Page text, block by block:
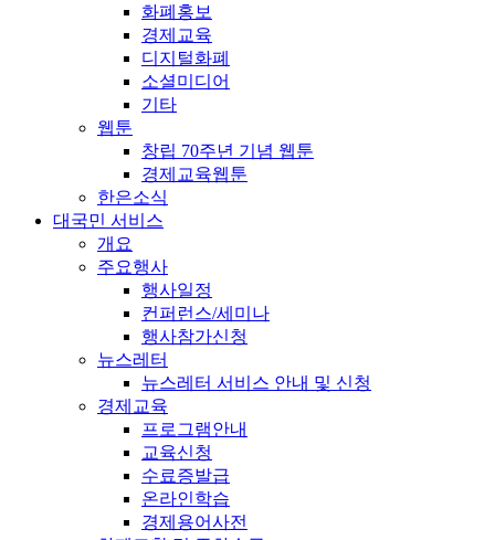
화폐홍보
경제교육
디지털화폐
소셜미디어
기타
웹툰
창립 70주년 기념 웹툰
경제교육웹툰
한은소식
대국민 서비스
개요
주요행사
행사일정
컨퍼런스/세미나
행사참가신청
뉴스레터
뉴스레터 서비스 안내 및 신청
경제교육
프로그램안내
교육신청
수료증발급
온라인학습
경제용어사전